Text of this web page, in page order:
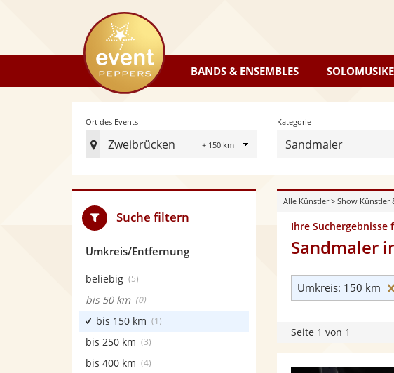
eventpeppers
BANDS & ENSEMBLES
Ort des Events
Zweibrücken
Radius
Ort
Events
festlegen
Kategorie
Sandmaler
Alle Künstler> Show Künstler
Ihre Suchergebnisse
Sandmaler
Umkreis: 150 km
Seite 1 von 1
Suche filtern
Umkreis/Entfernung
beliebig (5)
bis 50 km (0)
bis 150 km (1)
bis 250 km (3)
bis 400 km (4)